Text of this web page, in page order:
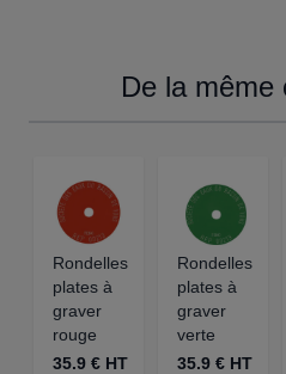
De la même
Rondelles
plates à
graver
rouge
35.9 € HT
Rondelles
plates à
graver
verte
35.9 € HT